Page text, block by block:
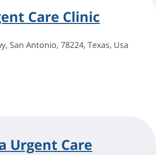
Care Clinic
San Antonio, 78224, Texas, Usa
Urgent Care